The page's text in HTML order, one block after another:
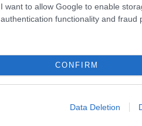
I want to allow Google to enable
authentication functionality and fraud
CONFIRM
Data Deletion
Κόσμος|
ο Ρώσος
πτώση του
Θύελλα